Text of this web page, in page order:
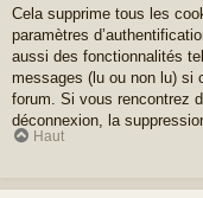
Cela supprime tous les
paramètres
aussi des fonctionnalités
messages (lu ou non lu) si
forum. Si vous rencontrez
déconnexion, la
Haut